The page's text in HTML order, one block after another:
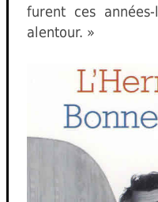
furent ces
alentour. »